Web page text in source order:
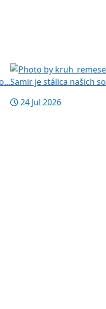
Samir je stálica našich
24 Jul 2026